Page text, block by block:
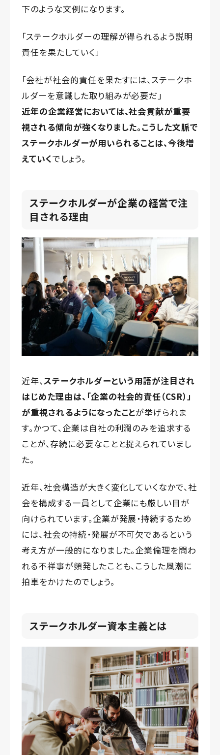
下のような文例になります。
「ステークホルダーの理解が得られるよう説明
責任を果たしていく」
「会社が社会的責任を果たすには、ステークホ
ルダーを意識した取り組みが必要だ」
近年の企業経営においては、社会貢献が重要
視される傾向が強くなりました。こうした文脈で
ステークホルダーが用いられることは、今後増
えていくでしょう。
ステークホルダーが企業の経営で注
目される理由
近年、 ステークホルダーという用語が注目され
はじめた理由は、「企業の社会的責任（CSR）」
が重視されるようになったことが挙げられま
す。かつて、企業は自社の利潤のみを追求する
ことが、存続に必要なことと捉えられていまし
た。
近年、社会構造が大きく変化していくなかで、社
会を構成する一員として企業にも厳しい目が
向けられています。企業が発展・持続するため
には、社会の持続・発展が不可欠であるという
考え方が一般的になりました。企業倫理を問わ
れる不祥事が頻発したことも、こうした風潮に
拍車をかけたのでしょう。
ステークホルダー資本主義とは